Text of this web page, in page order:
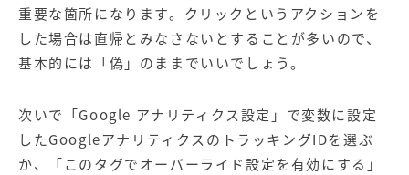
重要な箇所になります。クリックというアクションを
した場合は直帰とみなさないとすることが多いので、
基本的には「偽」のままでいいでしょう。
次いで「Google アナリティクス設定」で変数に設定
したGoogleアナリティクスのトラッキングIDを選ぶ
か、「このタグでオーバーライド設定を有効にする」